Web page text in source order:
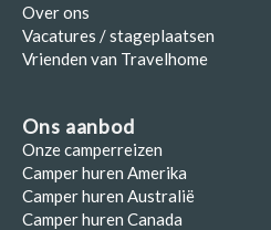
Over ons
Vacatures / stageplaatsen
Vrienden van Travelhome
Ons aanbod
Onze camperreizen
Camper huren Amerika
Camper huren Australië
Camper huren Canada